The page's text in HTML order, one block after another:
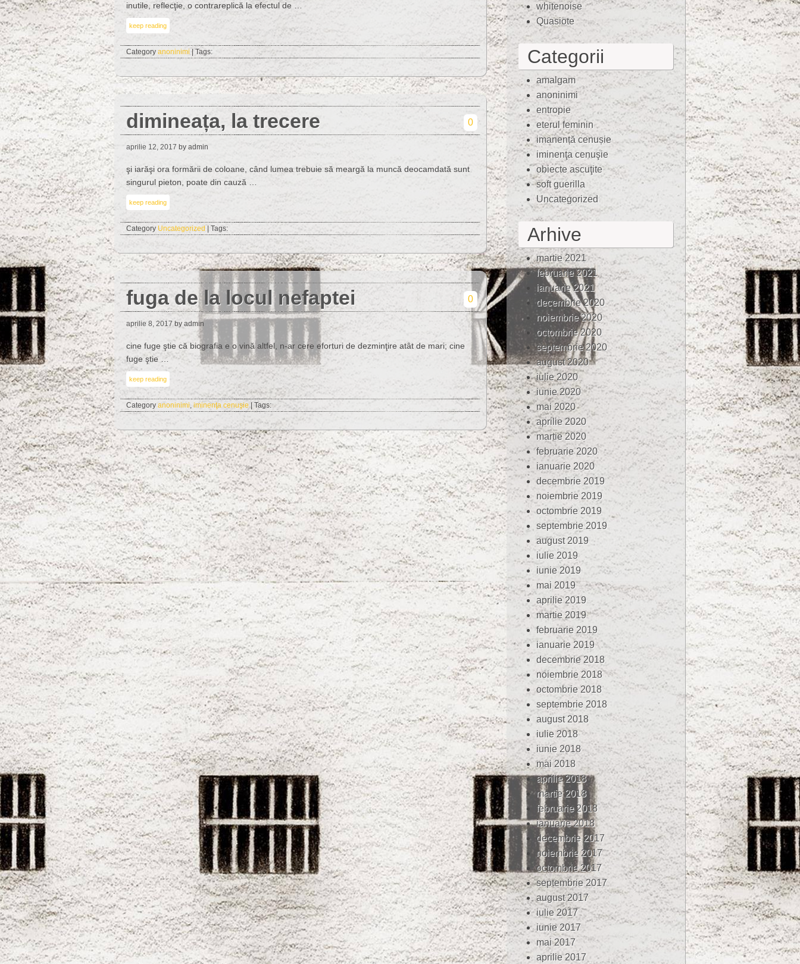
inutile, reflecţie, o contrareplică la efectul de …
keep reading
Category anoninimi | Tags:
dimineața, la trecere 0
aprilie 12, 2017 by admin
şi iarăşi ora formării de coloane, când lumea trebuie să meargă la muncă deocamdată sunt
singurul pieton, poate din cauză …
keep reading
Category Uncategorized | Tags:
fuga de la locul nefaptei 0
aprilie 8, 2017 by admin
cine fuge ştie că biografia e o vină altfel, n-ar cere eforturi de dezminţire atât de mari; cine
fuge ştie …
keep reading
Category anoninimi, iminenţa cenuşie | Tags:
whitenoise
Quasiote
Categorii
amalgam
anoninimi
entropie
eterul feminin
imanență cenușie
iminenţa cenuşie
obiecte ascuţite
soft guerilla
Uncategorized
Arhive
martie 2021
februarie 2021
ianuarie 2021
decembrie 2020
noiembrie 2020
octombrie 2020
septembrie 2020
august 2020
iulie 2020
iunie 2020
mai 2020
aprilie 2020
martie 2020
februarie 2020
ianuarie 2020
decembrie 2019
noiembrie 2019
octombrie 2019
septembrie 2019
august 2019
iulie 2019
iunie 2019
mai 2019
aprilie 2019
martie 2019
februarie 2019
ianuarie 2019
decembrie 2018
noiembrie 2018
octombrie 2018
septembrie 2018
august 2018
iulie 2018
iunie 2018
mai 2018
aprilie 2018
martie 2018
februarie 2018
ianuarie 2018
decembrie 2017
noiembrie 2017
octombrie 2017
septembrie 2017
august 2017
iulie 2017
iunie 2017
mai 2017
aprilie 2017